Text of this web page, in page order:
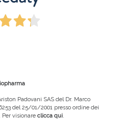
Padovani SAS del Dr. Marco
del 25/01/2001 presso ordine dei
visionare clicca qui.